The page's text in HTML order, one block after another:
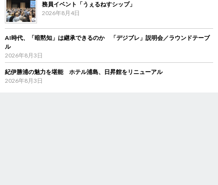
務員イベント「うぇるねすシップ」
2026年8月4日
AI時代、「暗黙知」は継承できるのか 「デジブレ」説明会／ラウンドテーブ
ル
2026年8月3日
紀伊勝浦の魅力を堪能 ホテル浦島、日昇館をリニューアル
2026年8月3日